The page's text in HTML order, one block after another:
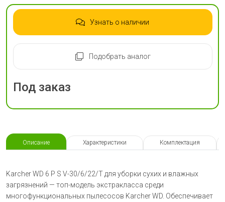
Узнать о наличии
Подобрать аналог
Под заказ
Описание Характеристики Комплектация
Karcher WD 6 P S V-30/6/22/T для уборки сухих и влажных
загрязнений — топ-модель экстракласса среди
многофункциональных пылесосов Karcher WD. Обеспечивает